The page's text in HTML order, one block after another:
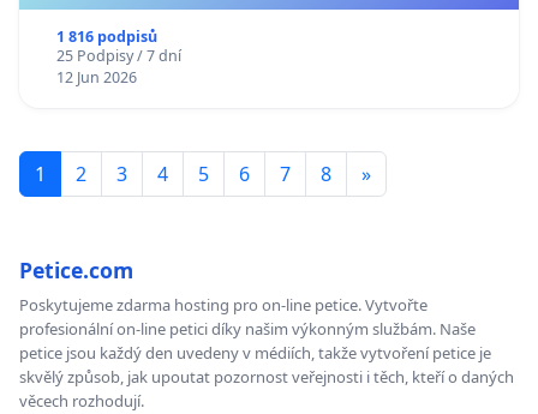
1 816 podpisů
25 Podpisy / 7 dní
12 Jun 2026
1 2 3 4 5 6 7 8 »
Petice.com
Poskytujeme zdarma hosting pro on-line petice. Vytvořte
profesionální on-line petici díky našim výkonným službám. Naše
petice jsou každý den uvedeny v médiích, takže vytvoření petice je
skvělý způsob, jak upoutat pozornost veřejnosti i těch, kteří o daných
věcech rozhodují.